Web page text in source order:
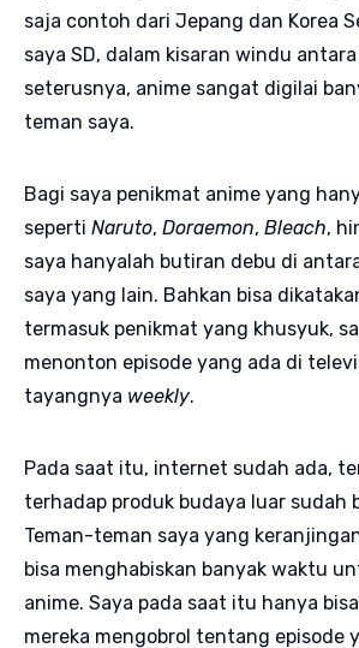
saja contoh dari Jepang dan Korea
saya SD, dalam kisaran windu
seterusnya, anime sangat digilai
teman saya.
Bagi saya penikmat anime yang
seperti Naruto, Doraemon, Bleach,
saya hanyalah butiran debu di
saya yang lain. Bahkan bisa
termasuk penikmat yang khusyuk,
menonton episode yang ada di
tayangnya weekly.
Pada saat itu, internet sudah ada,
terhadap produk budaya luar sudah
Teman-teman saya yang
bisa menghabiskan banyak waktu
anime. Saya pada saat itu hanya
mereka mengobrol tentang episode